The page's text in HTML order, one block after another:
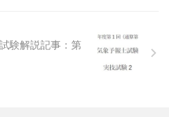
験解説記事：第